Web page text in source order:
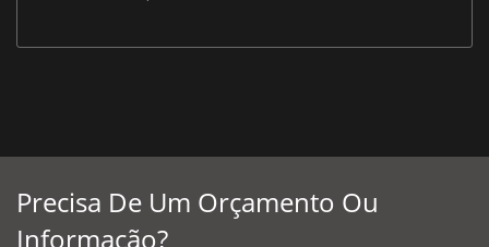
Precisa De Um Orçamento Ou
Informação?